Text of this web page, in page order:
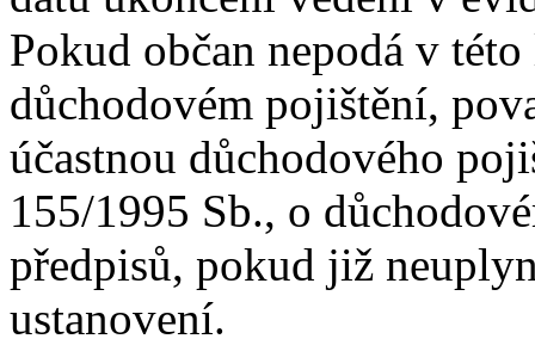
Pokud občan nepodá v
důchodovém pojištění,
účastnou důchodového
155/1995 Sb., o
předpisů, pokud již
ustanovení.